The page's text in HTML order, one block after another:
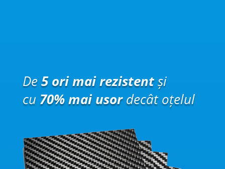
De5 ori mai rezistentși
cu 70% mai usordecât oțelul